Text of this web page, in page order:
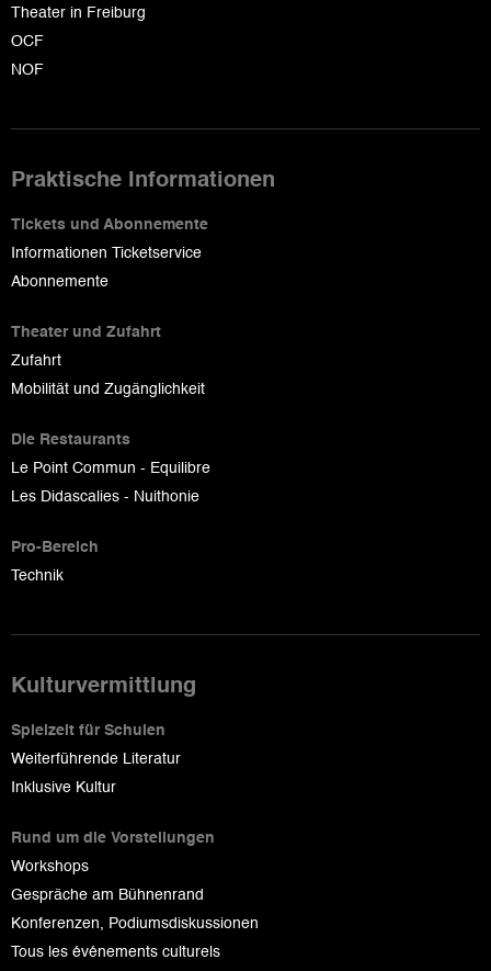
Theater in Freiburg
OCF
NOF
Praktische Informationen
Tickets und Abonnemente
Informationen Ticketservice
Abonnemente
Theater und Zufahrt
Zufahrt
Mobilität und Zugänglichkeit
Die Restaurants
Le Point Commun - Equilibre
Les Didascalies - Nuithonie
Pro-Bereich
Technik
Kulturvermittlung
Spielzeit für Schulen
Weiterführende Literatur
Inklusive Kultur
Rund um die Vorstellungen
Workshops
Gespräche am Bühnenrand
Konferenzen, Podiumsdiskussionen
Tous les événements culturels